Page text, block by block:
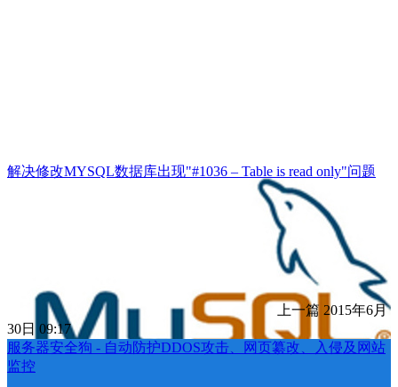
解决修改MYSQL数据库出现"#1036 – Table is read only"问题
上一篇 2015年6月
30日 09:17
服务器安全狗 - 自动防护DDOS攻击、网页纂改、入侵及网站
监控